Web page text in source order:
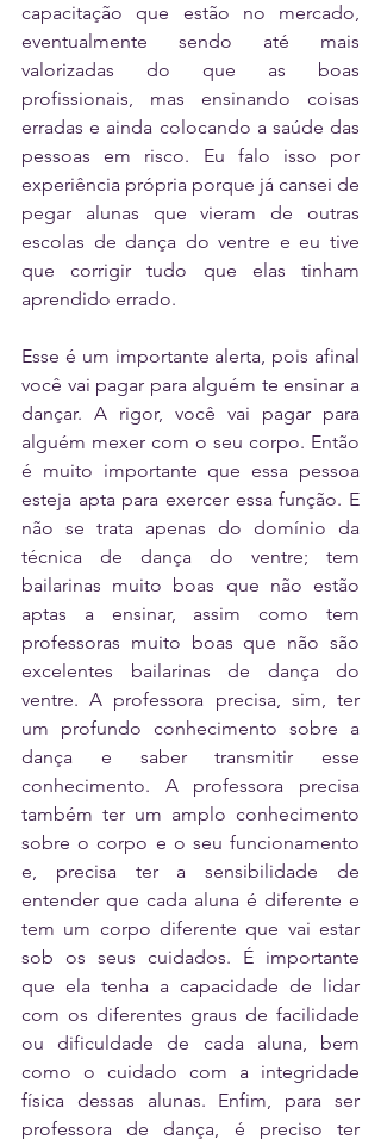
capacitação que estão no mercado,
eventualmente sendo até mais
valorizadas do que as boas
profissionais, mas ensinando coisas
erradas e ainda colocando a saúde das
pessoas em risco. Eu falo isso por
experiência própria porque já cansei de
pegar alunas que vieram de outras
escolas de dança do ventre e eu tive
que corrigir tudo que elas tinham
aprendido errado.
Esse é um importante alerta, pois afinal
você vai pagar para alguém te ensinar a
dançar. A rigor, você vai pagar para
alguém mexer com o seu corpo. Então
é muito importante que essa pessoa
esteja apta para exercer essa função. E
não se trata apenas do domínio da
técnica de dança do ventre; tem
bailarinas muito boas que não estão
aptas a ensinar, assim como tem
professoras muito boas que não são
excelentes bailarinas de dança do
ventre. A professora precisa, sim, ter
um profundo conhecimento sobre a
dança e saber transmitir esse
conhecimento. A professora precisa
também ter um amplo conhecimento
sobre o corpo e o seu funcionamento
e, precisa ter a sensibilidade de
entender que cada aluna é diferente e
tem um corpo diferente que vai estar
sob os seus cuidados. É importante
que ela tenha a capacidade de lidar
com os diferentes graus de facilidade
ou dificuldade de cada aluna, bem
como o cuidado com a integridade
física dessas alunas. Enfim, para ser
professora de dança, é preciso ter